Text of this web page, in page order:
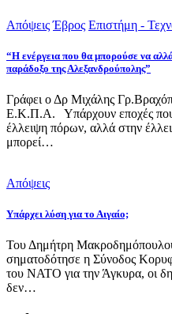
Απόψεις Έβρος Επιστήμη -
“Η ενέργεια που θα μπορούσε να
παράδοξο της Αλεξανδρούπολης”
Γράφει ο Δρ Μιχάλης
Ε.Κ.Π.Α. Υπάρχουν εποχές που
έλλειψη πόρων, αλλά στην
μπορεί…
Απόψεις
Υπάρχει λύση για το Αιγαίο;
Του Δημήτρη Μακροδημόπουλου
σηματοδότησε η Σύνοδος
του ΝΑΤΟ για την Άγκυρα, οι
δεν…